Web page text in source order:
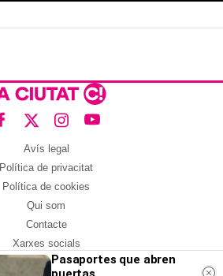
Avís legal
Política de privacitat
Política de cookies
Qui som
Contacte
Xarxes socials
Amb col·laboració de:
Pasaportes que abren